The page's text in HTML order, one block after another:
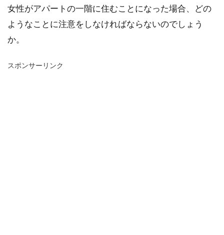
女性がアパートの一階に住むことになった場合、どの
ようなことに注意をしなければならないのでしょう
か。
スポンサーリンク